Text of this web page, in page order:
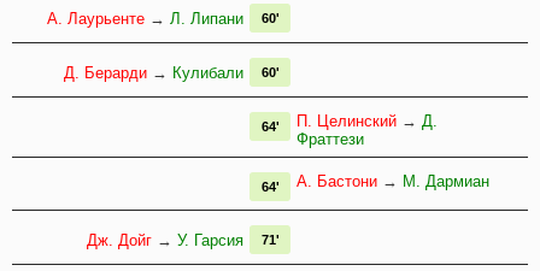
А. Лаурьенте → Л. Липани 60'
Д. Берарди → Кулибали 60'
П. Целинский → Д.
Фраттези
64'
А. Бастони → М. Дармиан
64'
Дж. Дойг → У. Гарсия 71'